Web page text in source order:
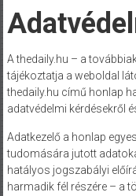
eseményei,
érthetően.
A thedaily.hu – a
tájékoztatja a weboldal
thedaily.hu című honlap
adatvédelmi kérdésekről
Adatkezelő a honlap
tudomására jutott
hatályos jogszabályi
harmadik fél részére – a